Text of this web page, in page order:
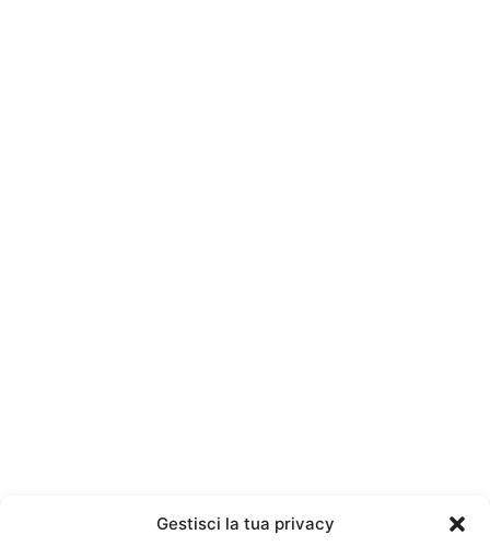
Gestisci la tua privacy